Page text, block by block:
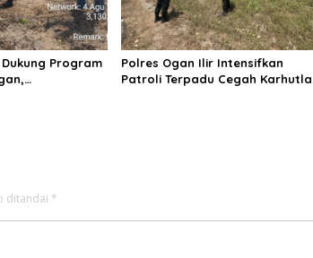
Program
Polres Ogan Ilir Intensifkan
Patroli Terpadu Cegah Karhutla
ditandai *